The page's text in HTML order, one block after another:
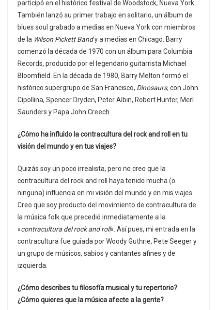
participó en el histórico festival de Woodstock, Nueva York.
También lanzó su primer trabajo en solitario, un álbum de
blues soul grabado a medias en Nueva York con miembros
de la Wilson Pickett Bandy a medias en Chicago. Barry
comenzó la década de 1970 con un álbum para Columbia
Records, producido por el legendario guitarrista Michael
Bloomfield. En la década de 1980, Barry Melton formó el
histórico supergrupo de San Francisco, Dinosaurs, con John
Cipollina, Spencer Dryden, Peter Albin, Robert Hunter, Merl
Saunders y Papa John Creech.
¿Cómo ha influido la contracultura del rock and roll en tu
visión del mundo y en tus viajes?
Quizás soy un poco irrealista, pero no creo que la
contracultura del rock and roll haya tenido mucha (o
ninguna) influencia en mi visión del mundo y en mis viajes.
Creo que soy producto del movimiento de contracultura de
la música folk que precedió inmediatamente a la
«contracultura del rock and roll«. Así pues, mi entrada en la
contracultura fue guiada por Woody Guthrie, Pete Seeger y
un grupo de músicos, sabios y cantantes afines y de
izquierda.
¿Cómo describes tu filosofía musical y tu repertorio?
¿Cómo quieres que la música afecte a la gente?